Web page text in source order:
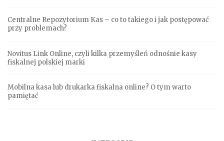
Centralne Repozytorium Kas – co to takiego i jak postępować
przy problemach?
Novitus Link Online, czyli kilka przemyśleń odnośnie kasy
fiskalnej polskiej marki
Mobilna kasa lub drukarka fiskalna online? O tym warto
pamiętać